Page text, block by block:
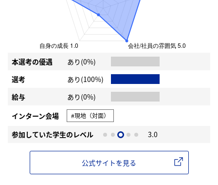
本選考の優遇
あり(0%)
選考
あり(100%)
給与
あり(0%)
インターン会場
#現地（対面）
参加していた学生のレベル 3.0
公式サイトを見る